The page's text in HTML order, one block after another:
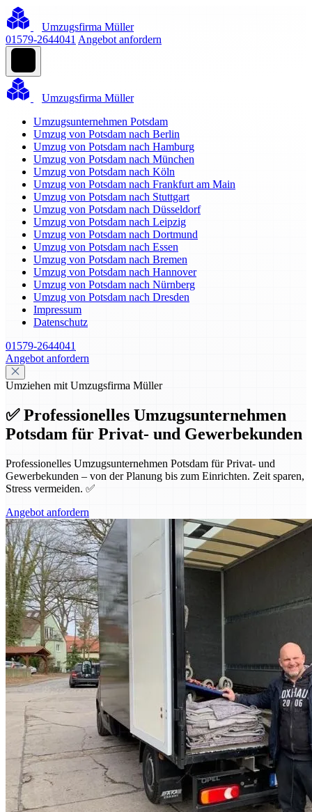
Umzugsfirma Müller
01579-2644041 Angebot anfordern
Umzugsfirma Müller
Umzugsunternehmen Potsdam
Umzug von Potsdam nach Berlin
Umzug von Potsdam nach Hamburg
Umzug von Potsdam nach München
Umzug von Potsdam nach Köln
Umzug von Potsdam nach Frankfurt am Main
Umzug von Potsdam nach Stuttgart
Umzug von Potsdam nach Düsseldorf
Umzug von Potsdam nach Leipzig
Umzug von Potsdam nach Dortmund
Umzug von Potsdam nach Essen
Umzug von Potsdam nach Bremen
Umzug von Potsdam nach Hannover
Umzug von Potsdam nach Nürnberg
Umzug von Potsdam nach Dresden
Impressum
Datenschutz
01579-2644041
Angebot anfordern
Umziehen mit Umzugsfirma Müller
✅ Professionelles Umzugsunternehmen
Potsdam für Privat- und Gewerbekunden
Professionelles Umzugsunternehmen Potsdam für Privat- und
Gewerbekunden – von der Planung bis zum Einrichten. Zeit sparen,
Stress vermeiden. ✅
Angebot anfordern